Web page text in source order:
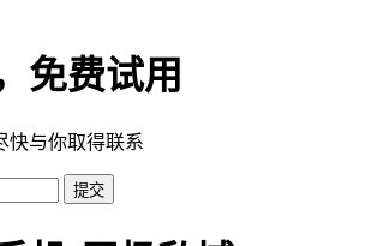
免费试用
快与你取得联系
提交